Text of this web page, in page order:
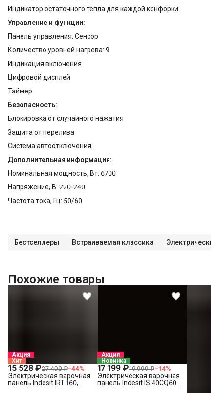
Индикатор остаточного тепла для каждой конфорки
Управление и функции:
Панель управления: Сенсор
Количество уровней нагрева: 9
Индикация включения
Цифровой дисплей
Таймер
Безопасность:
Блокировка от случайного нажатия
Защита от перелива
Система автоотключения
Дополнительная информация:
Номинальная мощность, Вт: 6700
Напряжение, В: 220-240
Частота тока, Гц: 50/60
Бестселлеры Встраиваемая классика
Похожие товары
Акция
Хит
15 528 ₽27 490 ₽−44%
Электрическая варочная
панель Indesit IRT 160,
Акция
Новинка
17 199 ₽19 999 ₽−14%
Электрическая варочная
панель Indesit IS 40CQ60